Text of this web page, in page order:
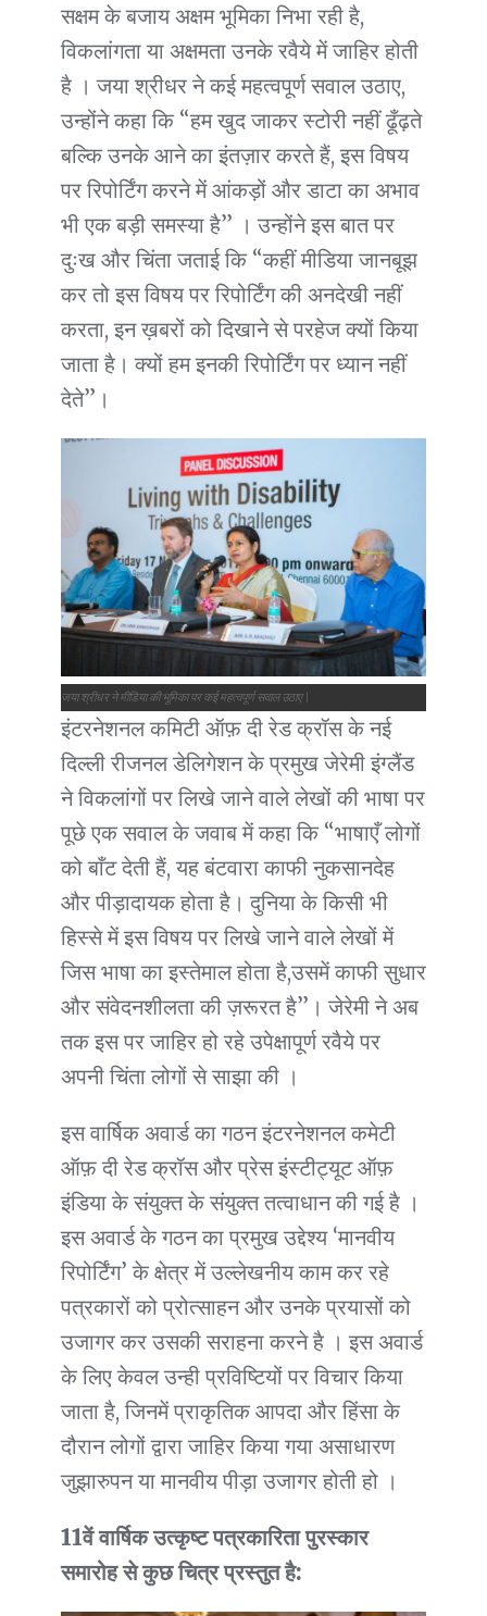
सक्षम के बजाय अक्षम भूमिका निभा रही है,
विकलांगता या अक्षमता उनके रवैये में जाहिर होती
है । जया श्रीधर ने कई महत्वपूर्ण सवाल उठाए,
उन्होंने कहा कि “हम खुद जाकर स्टोरी नहीं ढूँढ़ते
बल्कि उनके आने का इंतज़ार करते हैं, इस विषय
पर रिपोर्टिंग करने में आंकड़ों और डाटा का अभाव
भी एक बड़ी समस्या है” । उन्होंने इस बात पर
दुःख और चिंता जताई कि “कहीं मीडिया जानबूझ
कर तो इस विषय पर रिपोर्टिंग की अनदेखी नहीं
करता, इन ख़बरों को दिखाने से परहेज क्यों किया
जाता है। क्यों हम इनकी रिपोर्टिंग पर ध्यान नहीं
देते”।
जया श्रीधर ने मीडिया की भूमिका पर कई महत्वपूर्ण सवाल उठाए |
इंटरनेशनल कमिटी ऑफ़ दी रेड क्रॉस के नई
दिल्ली रीजनल डेलिगेशन के प्रमुख जेरेमी इंग्लैंड
ने विकलांगों पर लिखे जाने वाले लेखों की भाषा पर
पूछे एक सवाल के जवाब में कहा कि “भाषाएँ लोगों
को बाँट देती हैं, यह बंटवारा काफी नुकसानदेह
और पीड़ादायक होता है। दुनिया के किसी भी
हिस्से में इस विषय पर लिखे जाने वाले लेखों में
जिस भाषा का इस्तेमाल होता है,उसमें काफी सुधार
और संवेदनशीलता की ज़रूरत है”। जेरेमी ने अब
तक इस पर जाहिर हो रहे उपेक्षापूर्ण रवैये पर
अपनी चिंता लोगों से साझा की ।
इस वार्षिक अवार्ड का गठन इंटरनेशनल कमेटी
ऑफ़ दी रेड क्रॉस और प्रेस इंस्टीट्यूट ऑफ़
इंडिया के संयुक्त के संयुक्त तत्वाधान की गई है ।
इस अवार्ड के गठन का प्रमुख उद्देश्य ‘मानवीय
रिपोर्टिंग’ के क्षेत्र में उल्लेखनीय काम कर रहे
पत्रकारों को प्रोत्साहन और उनके प्रयासों को
उजागर कर उसकी सराहना करने है । इस अवार्ड
के लिए केवल उन्ही प्रविष्टियों पर विचार किया
जाता है, जिनमें प्राकृतिक आपदा और हिंसा के
दौरान लोगों द्वारा जाहिर किया गया असाधारण
जुझारुपन या मानवीय पीड़ा उजागर होती हो ।
11वें वार्षिक उत्कृष्ट पत्रकारिता पुरस्कार
समारोह से कुछ चित्र प्रस्तुत है: